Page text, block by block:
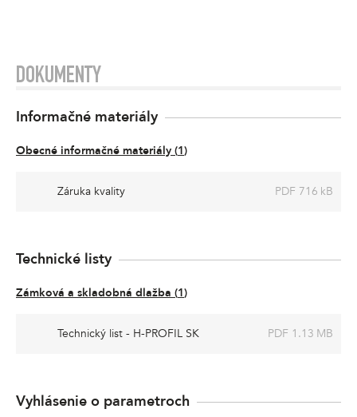
DOKUMENTY
Informačné materiály
Obecné informačné materiály (1)
Záruka kvality PDF 716 kB
Technické listy
Zámková a skladobná dlažba (1)
Technický list - H-PROFIL SK PDF 1.13 MB
Vyhlásenie o parametroch